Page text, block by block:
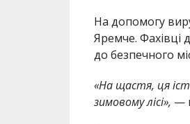
На допомогу
Яремче. Фахівці
до безпечного
«На щастя, ця
зимовому лісі», —